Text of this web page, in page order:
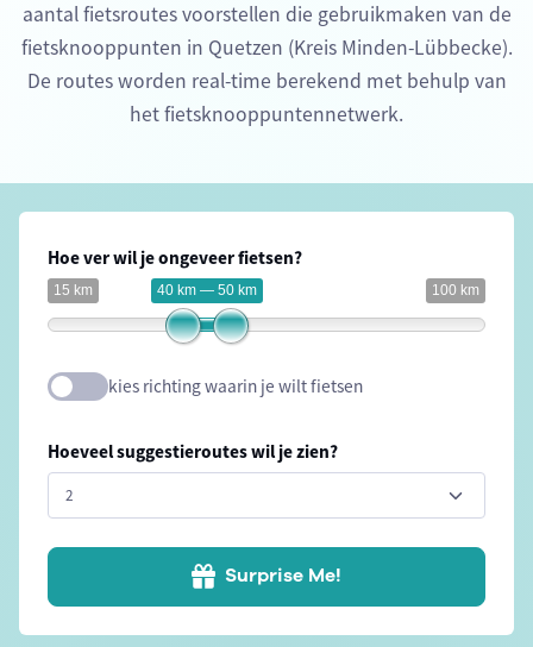
aantal fietsroutes voorstellen die gebruikmaken van de
fietsknooppunten in Quetzen (Kreis Minden-Lübbecke).
De routes worden real-time berekend met behulp van
het fietsknooppuntennetwerk.
Hoe ver wil je ongeveer fietsen?
15 km 100 km
40 km — 50 km
kies richting waarin je wilt fietsen
Hoeveel suggestieroutes wil je zien?
Surprise Me!